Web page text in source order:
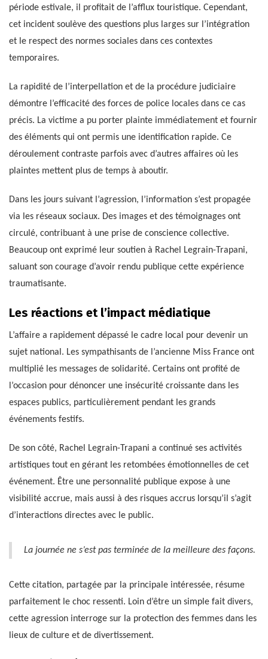
période estivale, il profitait de l’afflux touristique. Cependant,
cet incident soulève des questions plus larges sur l’intégration
et le respect des normes sociales dans ces contextes
temporaires.
La rapidité de l’interpellation et de la procédure judiciaire
démontre l’efficacité des forces de police locales dans ce cas
précis. La victime a pu porter plainte immédiatement et fournir
des éléments qui ont permis une identification rapide. Ce
déroulement contraste parfois avec d’autres affaires où les
plaintes mettent plus de temps à aboutir.
Dans les jours suivant l’agression, l’information s’est propagée
via les réseaux sociaux. Des images et des témoignages ont
circulé, contribuant à une prise de conscience collective.
Beaucoup ont exprimé leur soutien à Rachel Legrain-Trapani,
saluant son courage d’avoir rendu publique cette expérience
traumatisante.
Les réactions et l’impact médiatique
L’affaire a rapidement dépassé le cadre local pour devenir un
sujet national. Les sympathisants de l’ancienne Miss France ont
multiplié les messages de solidarité. Certains ont profité de
l’occasion pour dénoncer une insécurité croissante dans les
espaces publics, particulièrement pendant les grands
événements festifs.
De son côté, Rachel Legrain-Trapani a continué ses activités
artistiques tout en gérant les retombées émotionnelles de cet
événement. Être une personnalité publique expose à une
visibilité accrue, mais aussi à des risques accrus lorsqu’il s’agit
d’interactions directes avec le public.
La journée ne s’est pas terminée de la meilleure des façons.
Cette citation, partagée par la principale intéressée, résume
parfaitement le choc ressenti. Loin d’être un simple fait divers,
cette agression interroge sur la protection des femmes dans les
lieux de culture et de divertissement.